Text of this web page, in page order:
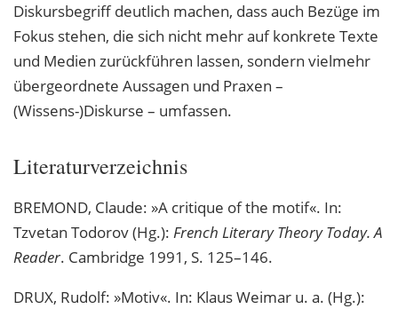
Diskursbegriff deutlich machen, dass auch Bezüge im
Fokus stehen, die sich nicht mehr auf konkrete Texte
und Medien zurückführen lassen, sondern vielmehr
übergeordnete Aussagen und Praxen –
(Wissens-)Diskurse – umfassen.
Literaturverzeichnis
BREMOND, Claude: »A critique of the motif«. In:
Tzvetan Todorov (Hg.): French Literary Theory Today. A
Reader. Cambridge 1991, S. 125–146.
DRUX, Rudolf: »Motiv«. In: Klaus Weimar u. a. (Hg.):